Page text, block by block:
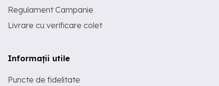
Regulament Campanie
Livrare cu verificare colet
Informații utile
Puncte de fidelitate